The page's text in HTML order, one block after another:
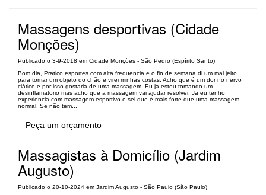
Massagens desportivas (Cidade
Monções)
Publicado o 3-9-2018 em Cidade Monções - São Pedro (Espírito Santo)
Bom dia, Pratico esportes com alta frequencia e o fin de semana di um mal jeito
para tomar um objeto do chão e virei minhas costas. Acho que é um dor no nervo
ciático e por isso gostaria de uma massagem. Eu ja estou tomando um
desinflamatorio mas acho que a massagem vai ajudar resolver. Ja eu tenho
experiencia com massagem esportivo e sei que é mais forte que uma massagem
normal. Se não tem...
Peça um orçamento
Massagistas à Domicílio (Jardim
Augusto)
Publicado o 20-10-2024 em Jardim Augusto - São Paulo (São Paulo)